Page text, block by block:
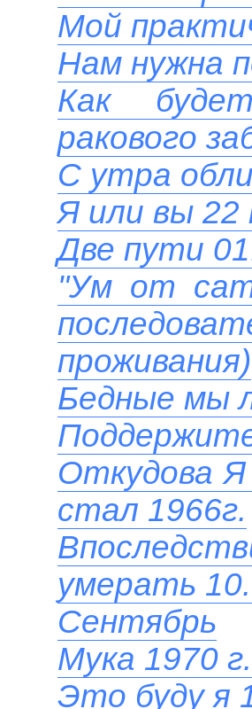
Мой
Нам нужна
Как
ракового
С утра
Я или вы 22
Две пути
"Ум от
проживания)
Бедные мы
Откудова
стал 1966г.
умерать
Сентябрь
Мука 1970
Это буду я